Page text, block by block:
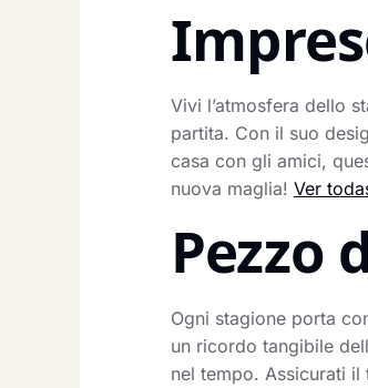
Vivi l’atmosfera dello
partita. Con il suo
casa con gli amici,
nuova maglia! Ver
Pezzo
Ogni stagione porta
un ricordo tangibile
nel tempo. Assicurati